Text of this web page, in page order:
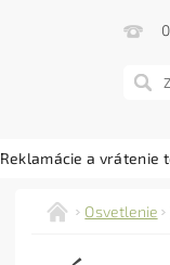
Reklamácie a vrátenie
Osvetlenie